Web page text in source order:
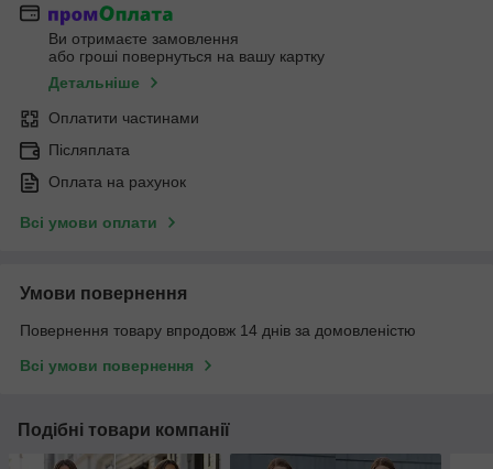
Ви отримаєте замовлення
або гроші повернуться на вашу картку
Детальніше
Оплатити частинами
Післяплата
Оплата на рахунок
Всі умови оплати
Умови повернення
Повернення товару впродовж 14 днів за домовленістю
Всі умови повернення
Подібні товари компанії